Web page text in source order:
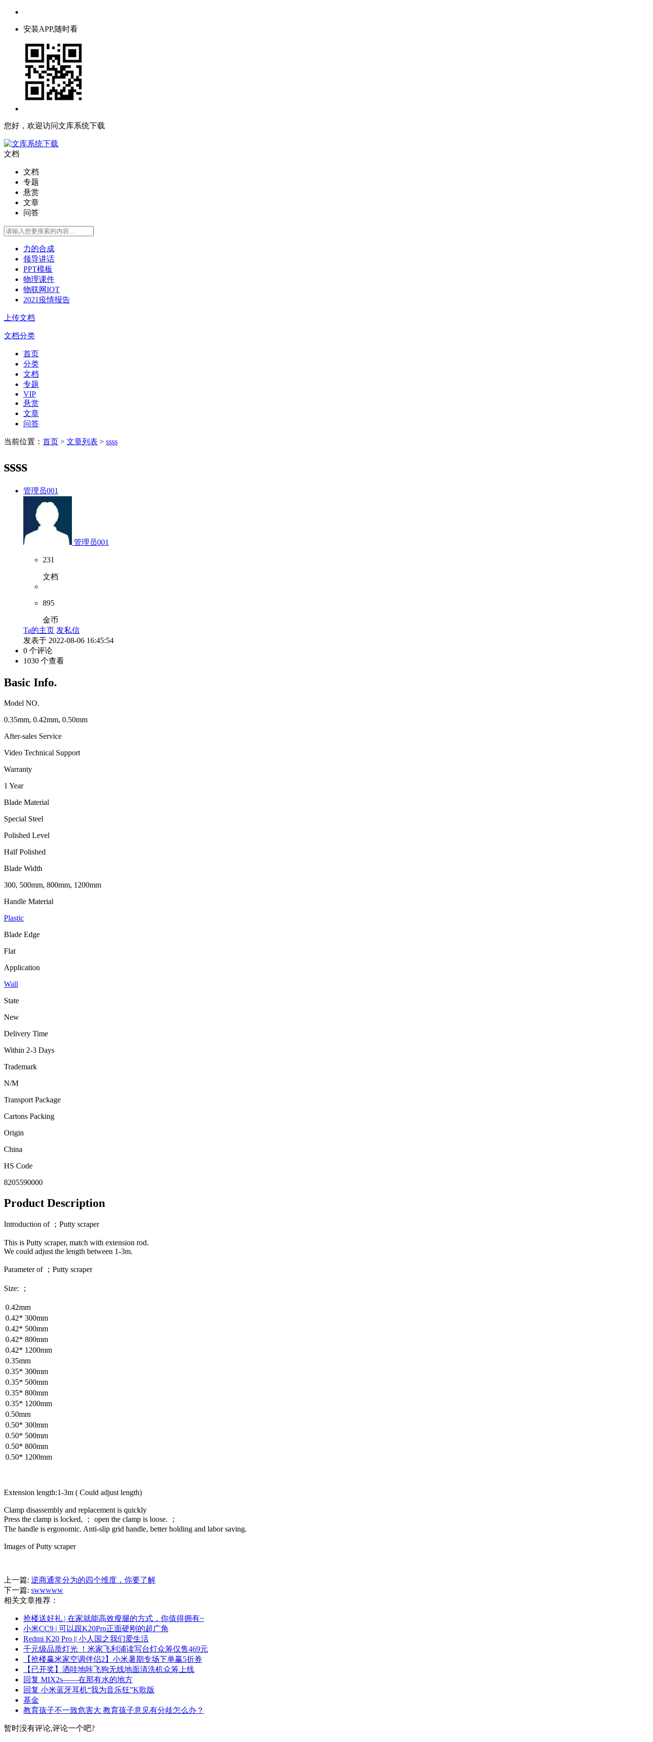
安装APP,随时看
您好，欢迎访问文库系统下载
文档
文档
专题
悬赏
文章
问答
力的合成
领导讲话
PPT模板
物理课件
物联网IOT
2021疫情报告
上传文档
文档分类
首页
分类
文档
专题
VIP
悬赏
文章
问答
当前位置： 首页 > 文章列表 > ssss
ssss
管理员001
管理员001
231
文档
895
金币
Ta的主页 发私信
发表于 2022-08-06 16:45:54
0 个评论
1030 个查看
Basic Info.
Model NO.
0.35mm, 0.42mm, 0.50mm
After-sales Service
Video Technical Support
Warranty
1 Year
Blade Material
Special Steel
Polished Level
Half Polished
Blade Width
300, 500mm, 800mm, 1200mm
Handle Material
Plastic
Blade Edge
Flat
Application
Wall
State
New
Delivery Time
Within 2-3 Days
Trademark
N/M
Transport Package
Cartons Packing
Origin
China
HS Code
8205590000
Product Description
Introduction of ；Putty scraper
This is Putty scraper, match with extension rod.
We could adjust the length between 1-3m.
Parameter of ；Putty scraper
Size: ；
0.42mm
0.42* 300mm
0.42* 500mm
0.42* 800mm
0.42* 1200mm
0.35mm
0.35* 300mm
0.35* 500mm
0.35* 800mm
0.35* 1200mm
0.50mm
0.50* 300mm
0.50* 500mm
0.50* 800mm
0.50* 1200mm
Extension length:1-3m ( Could adjust length)
Clamp disassembly and replacement is quickly
Press the clamp is locked, ； open the clamp is loose. ；
The handle is ergonomic. Anti-slip grid handle, better holding and labor saving.
Images of Putty scraper
上一篇: 逆商通常分为的四个维度，你要了解
下一篇: swwwww
相关文章推荐：
抢楼送好礼 | 在家就能高效瘦腿的方式，你值得拥有~
小米CC9 | 可以跟K20Pro正面硬刚的超广角
Redmi K20 Pro || 小人国之我们爱生活
千元级品质灯光 ！米家飞利浦读写台灯众筹仅售469元
【抢楼赢米家空调伴侣2】小米暑期专场下单赢5折券
【已开奖】洒哇地咔飞狗无线地面清洗机众筹上线
回复 MIX2s——在那有水的地方
回复 小米蓝牙耳机“我为音乐狂”K歌版
基金
教育孩子不一致危害大 教育孩子意见有分歧怎么办？
暂时没有评论,评论一个吧?